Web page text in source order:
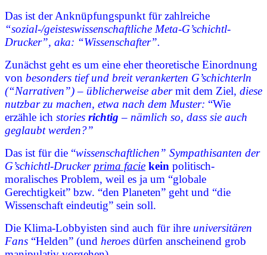
Das ist der Anknüpfungspunkt für zahlreiche
“sozial-/geisteswissenschaftliche Meta-G’schichtl-
Drucker”, aka: “Wissenschafter”.
Zunächst geht es um eine eher theoretische Einordnung
von besonders tief und breit verankerten G’schichterln
(“Narrativen”) – üblicherweise abermit dem Ziel, diese
nutzbar zu machen, etwa nach dem Muster: “Wie
erzähle ich stories richtig – nämlich so, dass sie auch
geglaubt werden?”
Das ist für die “wissenschaftlichen” Sympathisanten der
G’schichtl-Drucker prima facie kein politisch-
moralisches Problem, weil es ja um “globale
Gerechtigkeit” bzw. “den Planeten” geht und “die
Wissenschaft eindeutig” sein soll.
Die Klima-Lobbyisten sind auch für ihre universitären
Fans “Helden” (und heroes dürfen anscheinend grob